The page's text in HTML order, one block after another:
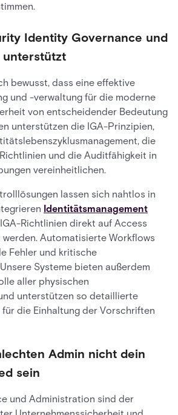
Identity Governance und
unterstützt
bewusst, dass eine effektive
und -verwaltung für die moderne
von entscheidender Bedeutung
unterstützen die IGA-Prinzipien,
die
und die Auditfähigkeit in
vereinheitlichen.
lassen sich nahtlos in
Identitätsmanagement
Richtlinien direkt auf Access
Automatisierte Workflows
Fehler und kritische
Systeme bieten außerdem
aller physischen
unterstützen so detaillierte
die Einhaltung der Vorschriften
Admin nicht dein
sein
und Administration sind der